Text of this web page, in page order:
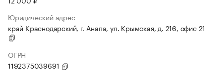
Юридический адрес
край Краснодарский, г. Анапа, ул. Крымская, д. 216, офис 21
ОГРН
1192375039691